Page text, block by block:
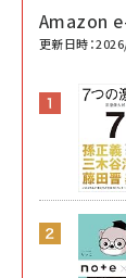
Amazon
更新日時：